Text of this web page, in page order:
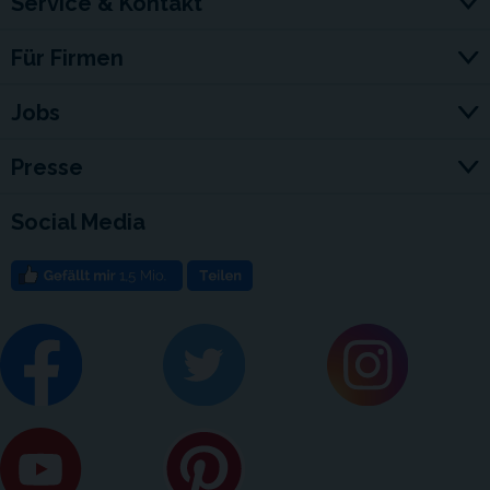
Für Firmen
Jobs
Presse
Social Media